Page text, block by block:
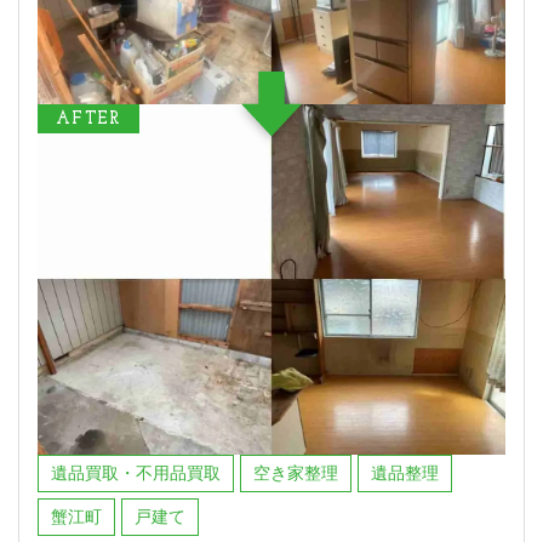
AFTER
遺品買取・不用品買取 空き家整理 遺品整理
蟹江町 戸建て